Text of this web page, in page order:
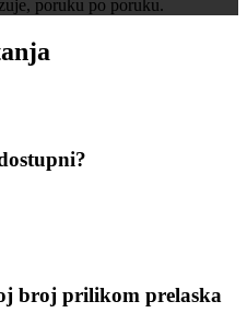
poruku po poruku.
broj prilikom prelaska